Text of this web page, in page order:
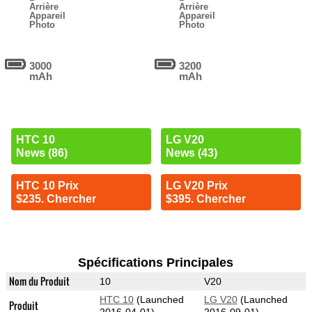
Arrière
Appareil
Photo
3000
mAh
HTC 10
News (86)
HTC 10 Prix
$235. Chercher
Arrière
Appareil
Photo
3200
mAh
LG V20
News (43)
LG V20 Prix
$395. Chercher
Spécifications Principales
Nom du Produit 10 V20
Produit HTC 10(Launched
LG V20(Launched